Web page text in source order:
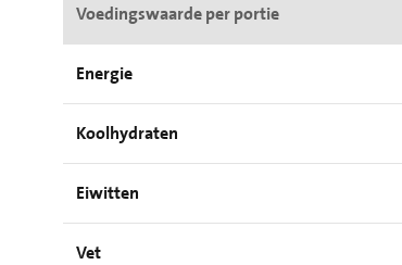
Voedingswaarde per portie
Energie
Koolhydraten
Eiwitten
Vet